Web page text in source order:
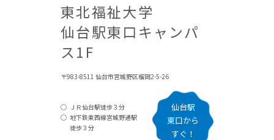
東北福祉大学
仙台駅東口キャンパ
ス1F
〒983-8511 仙台市宮城野区榴岡2-5-26
ＪＲ仙台駅徒歩３分
地下鉄東西線宮城野通駅
徒歩３分
仙台駅
東口から
すぐ！